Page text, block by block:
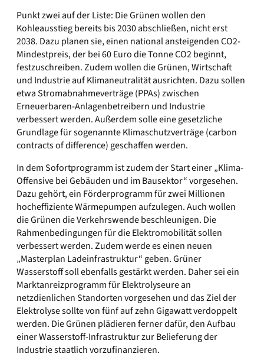
Punkt zwei auf der Liste: Die Grünen wollen den
Kohleausstieg bereits bis 2030 abschließen, nicht erst
2038. Dazu planen sie, einen national ansteigenden CO2-
Mindestpreis, der bei 60 Euro die Tonne CO2 beginnt,
festzuschreiben. Zudem wollen die Grünen, Wirtschaft
und Industrie auf Klimaneutralität ausrichten. Dazu sollen
etwa Stromabnahmeverträge (PPAs) zwischen
Erneuerbaren-Anlagenbetreibern und Industrie
verbessert werden. Außerdem solle eine gesetzliche
Grundlage für sogenannte Klimaschutzverträge (carbon
contracts of difference) geschaffen werden.
In dem Sofortprogramm ist zudem der Start einer „Klima-
Offensive bei Gebäuden und im Bausektor“ vorgesehen.
Dazu gehört, ein Förderprogramm für zwei Millionen
hocheffiziente Wärmepumpen aufzulegen. Auch wollen
die Grünen die Verkehrswende beschleunigen. Die
Rahmenbedingungen für die Elektromobilität sollen
verbessert werden. Zudem werde es einen neuen
„Masterplan Ladeinfrastruktur“ geben. Grüner
Wasserstoff soll ebenfalls gestärkt werden. Daher sei ein
Marktanreizprogramm für Elektrolyseure an
netzdienlichen Standorten vorgesehen und das Ziel der
Elektrolyse sollte von fünf auf zehn Gigawatt verdoppelt
werden. Die Grünen plädieren ferner dafür, den Aufbau
einer Wasserstoff-Infrastruktur zur Belieferung der
Industrie staatlich vorzufinanzieren.